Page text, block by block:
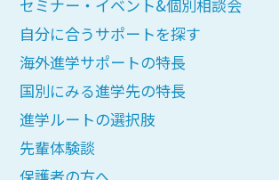
セミナー・イベント&個別相談会
自分に合うサポートを探す
海外進学サポートの特長
国別にみる進学先の特長
進学ルートの選択肢
先輩体験談